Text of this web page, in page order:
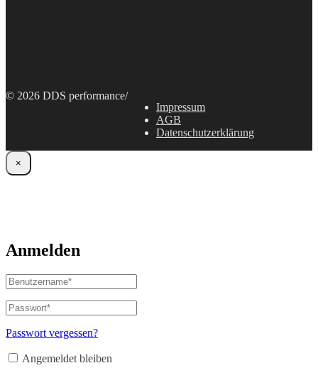
© 2026 DDS performance/
Impressum
AGB
Datenschutzerklärung
×
Anmelden
Benutzername
oder
E-
Mail-
Adresse*
Passwort*
Erforderlich
Passwort vergessen?
Angemeldet bleiben